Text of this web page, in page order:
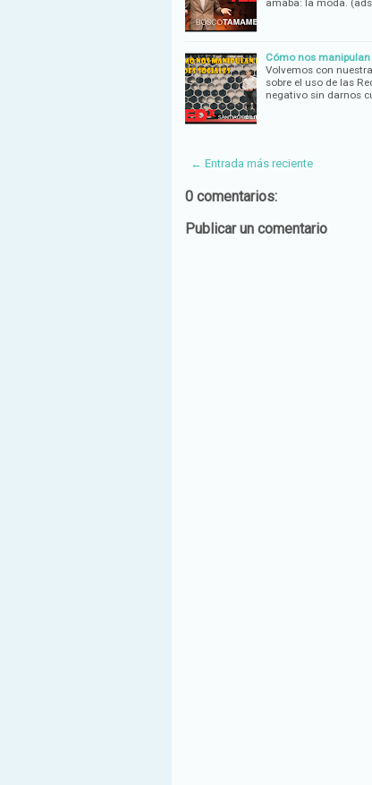
amaba: la moda.
Cómo nos manipulan
Volvemos con
sobre el uso de las
negativo sin darnos
← Entrada más reciente
0 comentarios:
Publicar un comentario